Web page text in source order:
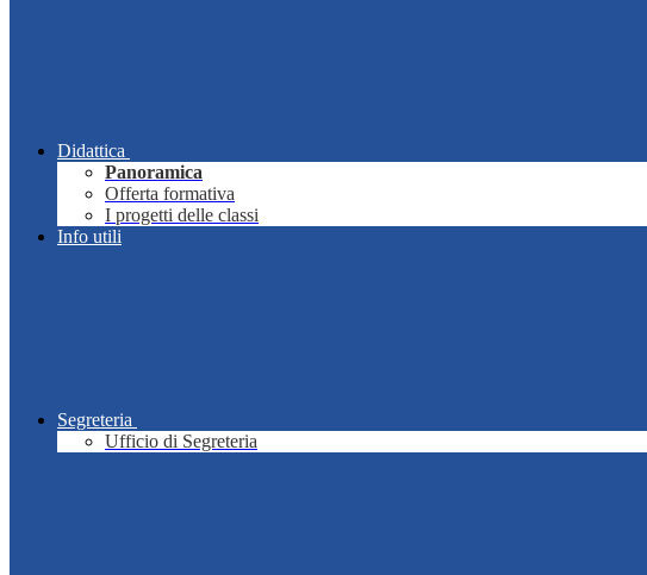
Didattica
Panoramica
Offerta formativa
I progetti delle classi
Info utili
Segreteria
Ufficio di Segreteria